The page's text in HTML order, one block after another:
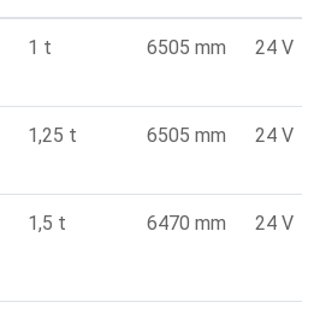
1 t 6505 mm 24 V
1,25 t 6505 mm 24 V
1,5 t 6470 mm 24 V